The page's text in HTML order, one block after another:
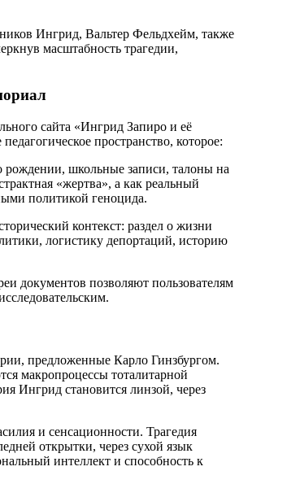
Ингрид, Вальтер Фельдхейм, также
масштабность трагедии,
сайта «Ингрид Запиро и её
пространство, которое:
рождении, школьные записи, талоны на
«жертва», а как реальный
политикой геноцида.
контекст: раздел о жизни
логистику депортаций, историю
документов позволяют пользователям
предложенные Карло Гинзбургом.
макропроцессы тоталитарной
Ингрид становится линзой, через
и сенсационности. Трагедия
открытки, через сухой язык
интеллект и способность к